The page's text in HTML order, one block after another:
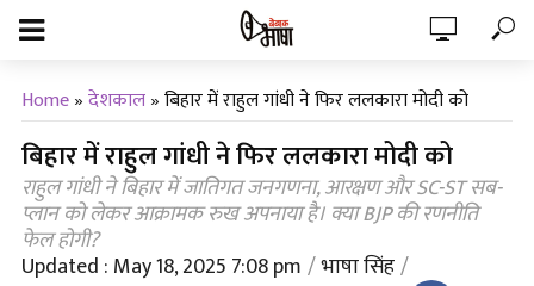
Home»देशकाल»बिहार में राहुल गांधी ने फिर ललकारा मोदी को
बिहार में राहुल गांधी ने फिर ललकारा मोदी को
राहुल गांधी ने बिहार में जातिगत जनगणना, आरक्षण और SC-ST सब-
प्लान को लेकर आक्रामक रुख अपनाया है। क्या BJP की रणनीति
फेल होगी?
Updated : May 18, 2025 7:08 pm भाषा सिंह